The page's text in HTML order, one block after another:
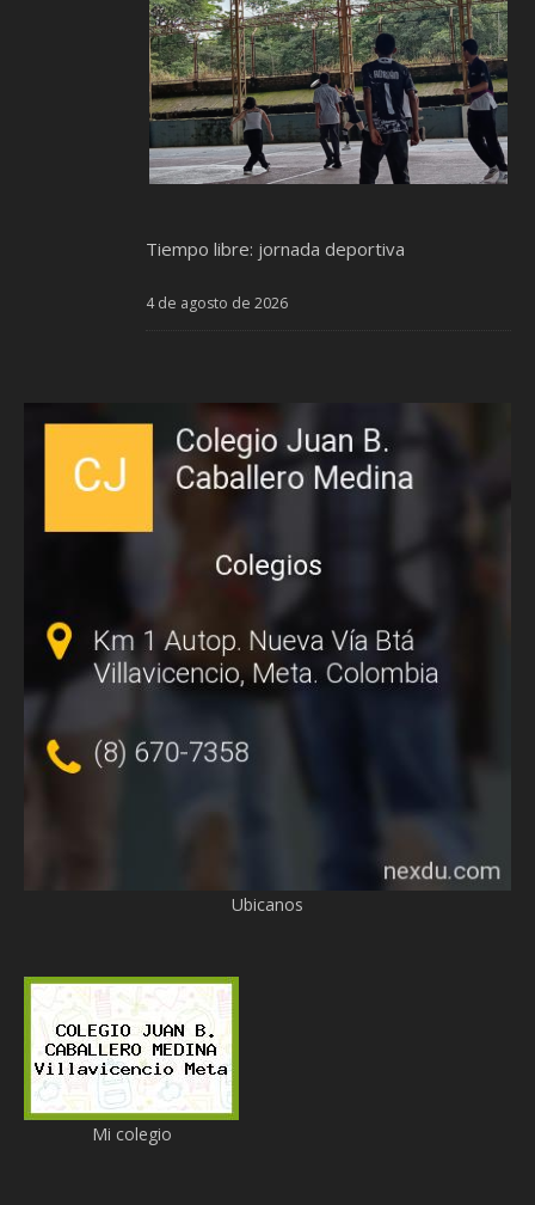
Tiempo libre: jornada deportiva
4 de agosto de 2026
Ubicanos
Mi colegio